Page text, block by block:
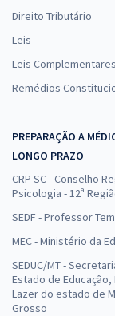
Direito Tributário
Leis
Leis Complementares
Remédios
PREPARAÇÃO A
LONGO PRAZO
CRP SC - Conselho
Psicologia - 12ª
SEDF - Professor
MEC - Ministério da
SEDUC/MT -
Estado de
Lazer do estado de
Grosso